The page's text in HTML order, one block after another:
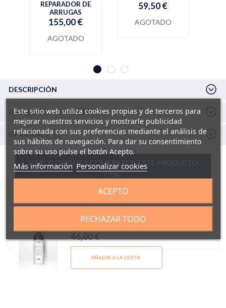
REPARADOR DE
ARRUGAS
155,00 €
AGOTADO
59,50 €
AGOTADO
DESCRIPCIÓN
DETALLES Y COMPOSICIÓN
OPINIONES 1
OTROS CLIENTES COMPRARON ESTE PRODUCTO
CON:
SKINCEUTICALS SOOTHING CLEANSER
46,00 €
AÑADIR A LA CESTA
Este sitio web utiliza cookies propias y de terceros para
mejorar nuestros servicios y mostrarle publicidad
relacionada con sus preferencias mediante el análisis de
sus hábitos de navegación. Para dar su consentimiento
sobre su uso pulse el botón Acepto.
Más información Personalizar cookies
RECHAZAR TODO
ACEPTO